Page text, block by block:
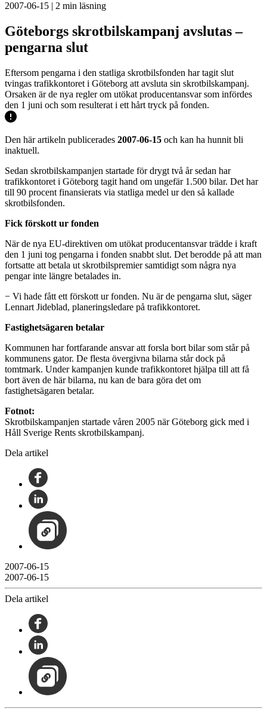
2007-06-15 | 2 min läsning
Göteborgs skrotbilskampanj avslutas –
pengarna slut
Eftersom pengarna i den statliga skrotbilsfonden har tagit slut
tvingas trafikkontoret i Göteborg att avsluta sin skrotbilskampanj.
Orsaken är de nya regler om utökat producentansvar som infördes
den 1 juni och som resulterat i ett hårt tryck på fonden.
Den här artikeln publicerades 2007-06-15 och kan ha hunnit bli
inaktuell.
Sedan skrotbilskampanjen startade för drygt två år sedan har
trafikkontoret i Göteborg tagit hand om ungefär 1.500 bilar. Det har
till 90 procent finansierats via statliga medel ur den så kallade
skrotbilsfonden.
Fick förskott ur fonden
När de nya EU-direktiven om utökat producentansvar trädde i kraft
den 1 juni tog pengarna i fonden snabbt slut. Det berodde på att man
fortsatte att betala ut skrotbilspremier samtidigt som några nya
pengar inte längre betalades in.
− Vi hade fått ett förskott ur fonden. Nu är de pengarna slut, säger
Lennart Jideblad, planeringsledare på trafikkontoret.
Fastighetsägaren betalar
Kommunen har fortfarande ansvar att forsla bort bilar som står på
kommunens gator. De flesta övergivna bilarna står dock på
tomtmark. Under kampanjen kunde trafikkontoret hjälpa till att få
bort även de här bilarna, nu kan de bara göra det om
fastighetsägaren betalar.
Fotnot:
Skrotbilskampanjen startade våren 2005 när Göteborg gick med i
Håll Sverige Rents skrotbilskampanj.
Dela artikel
2007-06-15
2007-06-15
Dela artikel